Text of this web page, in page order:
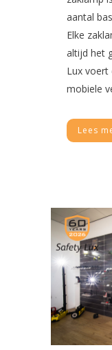
aantal
Elke
altijd het
Lux voert
mobiele
Lees